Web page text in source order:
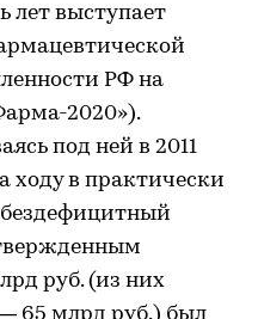
лет выступает
РФ на
2020»).
под ней в 2011
ходу в практически
руб. (из них
65 млрд руб.) был